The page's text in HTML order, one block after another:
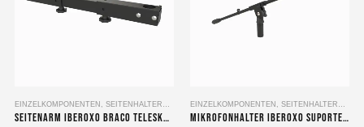
Produkt
EINZELKOMPONENTEN SEITENHALTERUNG
Seitenarm Iberoxo Braco Teleskopierbar 45x45x300-450 mm
EINZELKOMPONENTEN SEITENHALTERUNG
Mikrofonhalter Iberoxo Suporte-Micro